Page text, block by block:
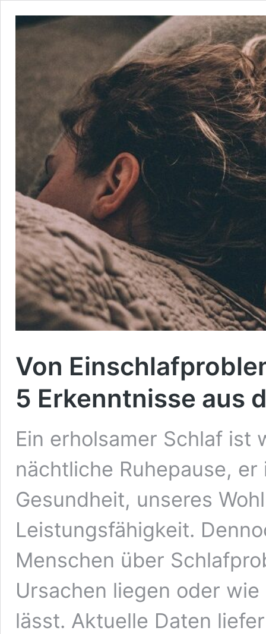
Von
5 Erkenntnisse aus
Ein erholsamer Schlaf ist
nächtliche Ruhepause,
Gesundheit, unseres
Leistungsfähigkeit.
Menschen über
Ursachen liegen oder
lässt. Aktuelle Daten